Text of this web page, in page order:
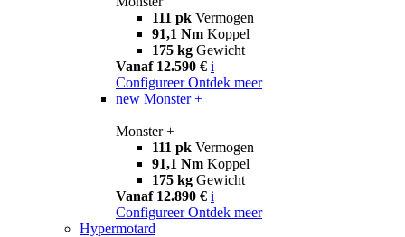
111 pk Vermogen
91,1 Nm Koppel
175 kg Gewicht
Vanaf 12.590 € i
Configureer Ontdek meer
new Monster +
Monster +
111 pk Vermogen
91,1 Nm Koppel
175 kg Gewicht
Vanaf 12.890 € i
Configureer Ontdek meer
Hypermotard